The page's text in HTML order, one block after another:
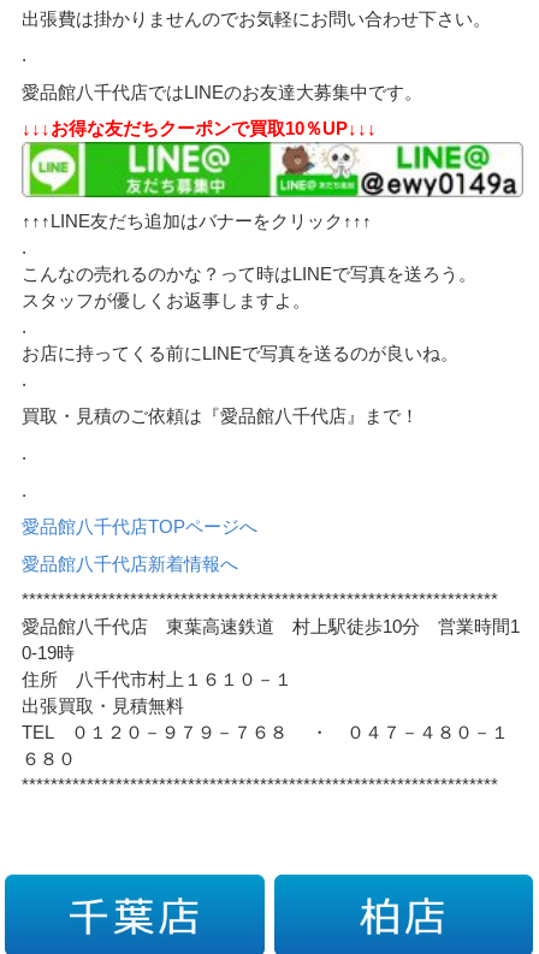
出張費は掛かりませんのでお気軽にお問い合わせ下さい。
.
愛品館八千代店ではLINEのお友達大募集中です。
↓↓↓お得な友だちクーポンで買取10％UP↓↓↓
↑↑↑LINE友だち追加はバナーをクリック↑↑↑
.
こんなの売れるのかな？って時はLINEで写真を送ろう。
スタッフが優しくお返事しますよ。
.
お店に持ってくる前にLINEで写真を送るのが良いね。
.
買取・見積のご依頼は『愛品館八千代店』まで！
.
.
愛品館八千代店TOPページへ
愛品館八千代店新着情報へ
******************************************************************
愛品館八千代店 東葉高速鉄道 村上駅徒歩10分 営業時間1
0-19時
住所 八千代市村上１６１０－１
出張買取・見積無料
TEL ０１２０－９７９－７６８ ・ ０４７－４８０－１
６８０
******************************************************************